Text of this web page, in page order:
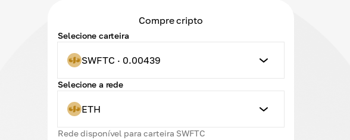
Compre cripto
Selecione carteira
SWFTC · 0.00439
Selecione a rede
ETH
Rede disponível para carteira SWFTC